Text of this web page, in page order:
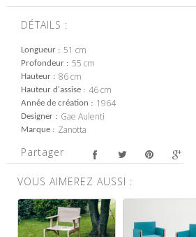
DÉTAILS :
Longueur 51 cm
Profondeur 55 cm
Hauteur 86 cm
Hauteur d'assise 46 cm
Année de création 1964
Designer Gae Aulenti
Marque Zanotta
Partager
VOUS AIMEREZ AUSSI :